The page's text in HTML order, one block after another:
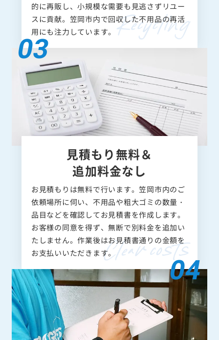
的に再販し、小規模な需要も見逃さずリユー
スに貢献。笠岡市内で回収した不用品の再活
用にも注力しています。
見積もり無料＆
追加料金なし
お見積もりは無料で行います。笠岡市内のご
依頼場所に伺い、不用品や粗大ゴミの数量・
品目などを確認してお見積書を作成します。
お客様の同意を得ず、無断で別料金を追加い
たしません。作業後はお見積書通りの金額を
お支払いいただきます。